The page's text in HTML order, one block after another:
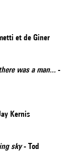
et de Giner
was a man... -
Kernis
sky- Tod